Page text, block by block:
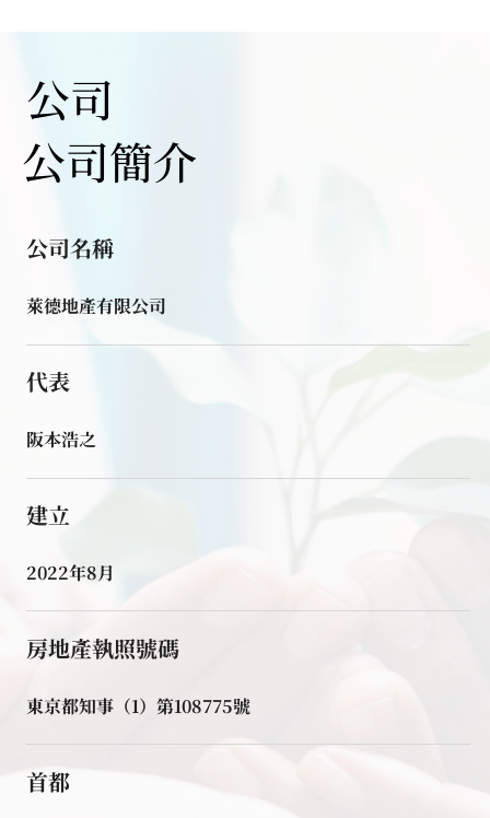
公司
公司簡介
公司名稱
萊德地產有限公司
代表
阪本浩之
建立
2022年8月
房地產執照號碼
東京都知事（1）第108775號
首都